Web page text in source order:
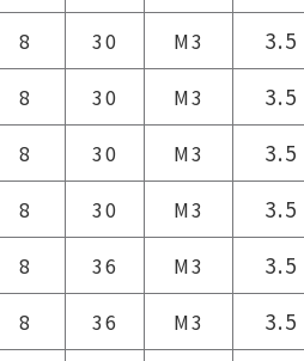
8 30 M3 3.5
8 30 M3 3.5
8 30 M3 3.5
8 30 M3 3.5
8 36 M3 3.5
8 36 M3 3.5